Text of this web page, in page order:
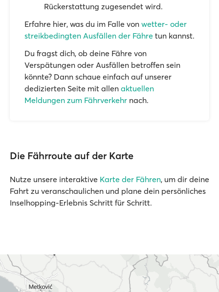
Rückerstattung zugesendet wird.
Erfahre hier, was du im Falle von wetter- oder
streikbedingten Ausfällen der Fähre tun kannst.
Du fragst dich, ob deine Fähre von
Verspätungen oder Ausfällen betroffen sein
könnte? Dann schaue einfach auf unserer
dedizierten Seite mit allen aktuellen
Meldungen zum Fährverkehr nach.
Die Fährroute auf der Karte
Nutze unsere interaktive Karte der Fähren, um dir deine
Fahrt zu veranschaulichen und plane dein persönliches
Inselhopping-Erlebnis Schritt für Schritt.